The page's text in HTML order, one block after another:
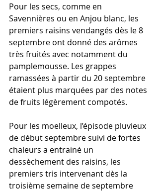
Pour les secs, comme en
Savennières ou en Anjou blanc, les
premiers raisins vendangés dès le 8
septembre ont donné des arômes
très fruités avec notamment du
pamplemousse. Les grappes
ramassées à partir du 20 septembre
étaient plus marquées par des notes
de fruits légèrement compotés.
Pour les moelleux, l’épisode pluvieux
de début septembre suivi de fortes
chaleurs a entrainé un
dessèchement des raisins, les
premiers tris intervenant dès la
troisième semaine de septembre